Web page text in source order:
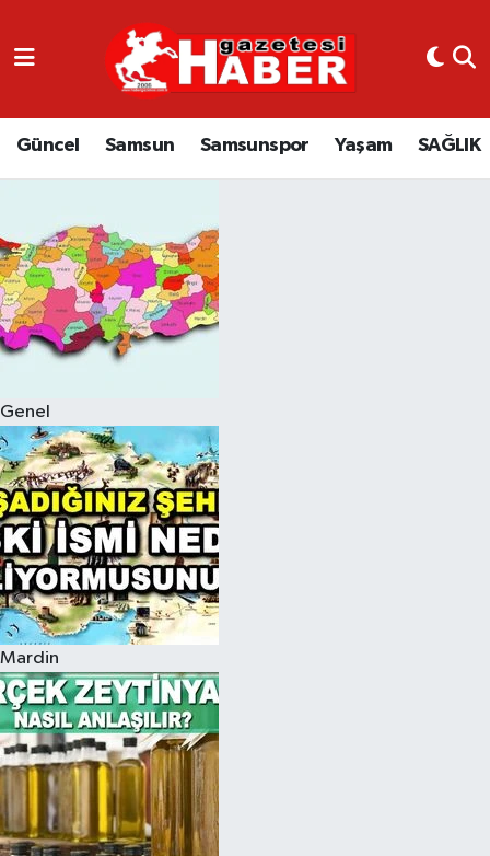
Güncel Samsun Samsunspor Yaşam SAĞLIK
Genel
Mardin
GÜNCEL
SAMSUN
EKONOMİ
YAŞAM